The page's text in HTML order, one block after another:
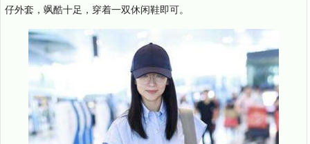
仔外套，飒酷十足，穿着一双休闲鞋即可。